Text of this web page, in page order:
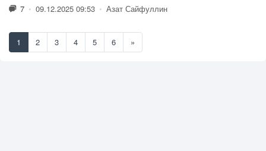
7 • 09.12.2025 09:53 • Азат Сайфуллин
1 2 3 4 5 6 »